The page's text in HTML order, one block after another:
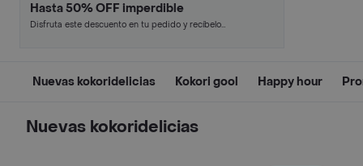
Hasta 50% OFF imperdible
Disfruta este descuento en tu pedido y recíbelo
Nuevas kokoridelicias Kokori gool Happy hour
Nuevas kokoridelicias